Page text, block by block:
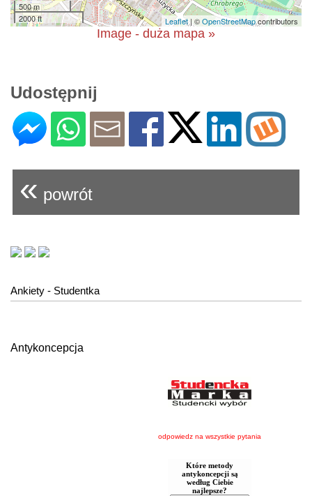
500 m
2000 ft
Leaflet| ©OpenStreetMapcontributors
Image - duża mapa »
Udostępnij
« powrót
Ankiety - Studentka
Antykoncepcja
odpowiedz na wszystkie pytania